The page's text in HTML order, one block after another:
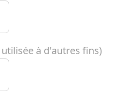
à d'autres fins)